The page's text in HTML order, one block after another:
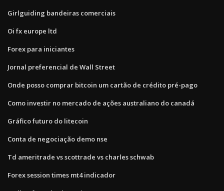
Girlguiding bandeiras comerciais
Oi fx europe ltd
Forex para iniciantes
Jornal preferencial de Wall Street
Onde posso comprar bitcoin um cartão de crédito pré-pago
Como investir no mercado de ações australiano do canadá
Gráfico futuro do litecoin
Conta de negociação demo nse
Td ameritrade vs scottrade vs charles schwab
Forex session times mt4 indicador